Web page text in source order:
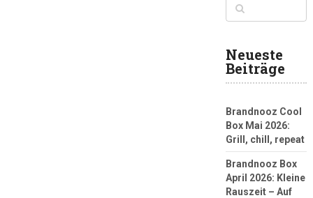
Neueste
Beiträge
Brandnooz Cool
Box Mai 2026:
Grill, chill, repeat
Brandnooz Box
April 2026: Kleine
Rauszeit – Auf